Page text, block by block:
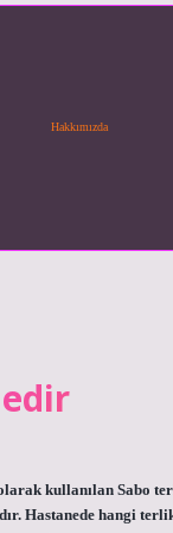
Hakkımızda
kullanılan Sabo
Hastanede hangi